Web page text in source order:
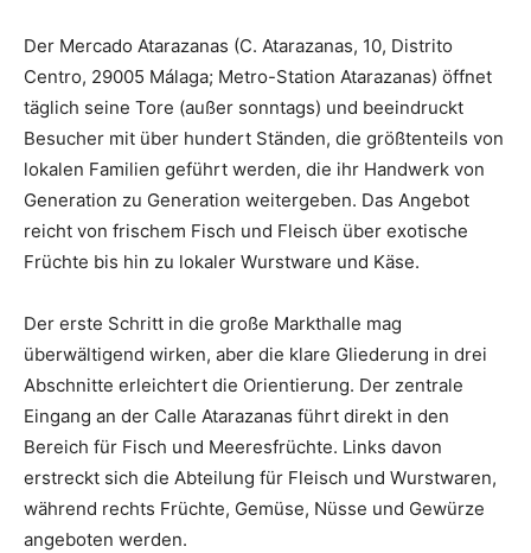
Der Mercado Atarazanas (C. Atarazanas, 10, Distrito
Centro, 29005 Málaga; Metro-Station Atarazanas) öffnet
täglich seine Tore (außer sonntags) und beeindruckt
Besucher mit über hundert Ständen, die größtenteils von
lokalen Familien geführt werden, die ihr Handwerk von
Generation zu Generation weitergeben. Das Angebot
reicht von frischem Fisch und Fleisch über exotische
Früchte bis hin zu lokaler Wurstware und Käse.
Der erste Schritt in die große Markthalle mag
überwältigend wirken, aber die klare Gliederung in drei
Abschnitte erleichtert die Orientierung. Der zentrale
Eingang an der Calle Atarazanas führt direkt in den
Bereich für Fisch und Meeresfrüchte. Links davon
erstreckt sich die Abteilung für Fleisch und Wurstwaren,
während rechts Früchte, Gemüse, Nüsse und Gewürze
angeboten werden.